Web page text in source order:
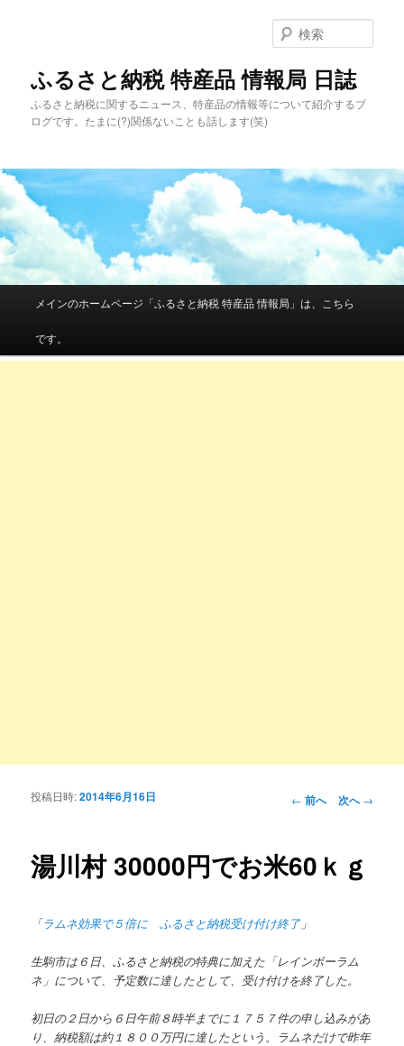
ふるさと納税 特産品 情報局 日誌
ふるさと納税に関するニュース、特産品の情報等について紹介するブ
ログです。たまに(?)関係ないことも話します(笑)
索
メインコンテンツへ移動
サブコンテンツへ移動
メインのホームページ「ふるさと納税 特産品 情報局」は、こちら
です。
投稿ナビゲーシ
← 前へ 次へ→
湯川村 30000円でお米60ｋｇ
投稿日時:2014年6月16日
「ラムネ効果で５倍に ふるさと納税受け付け終了」
生駒市は６日、ふるさと納税の特典に加えた「レインボーラム
ネ」について、予定数に達したとして、受け付けを終了した。
初日の２日から６日午前８時半までに１７５７件の申し込みがあ
り、納税額は約１８００万円に達したという。ラムネだけで昨年